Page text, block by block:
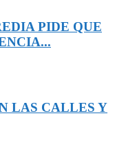
PIDE QUE
LAS CALLES Y